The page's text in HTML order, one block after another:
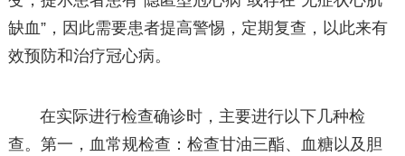
缺血”，因此需要患者提高警惕，定期复查，以此来有
效预防和治疗冠心病。
在实际进行检查确诊时，主要进行以下几种检
查。第一，血常规检查：检查甘油三酯、血糖以及胆